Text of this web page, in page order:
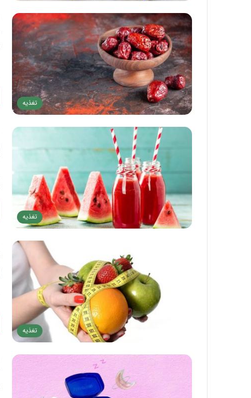
تغذیه
تغذیه
تغذیه
ه
ا
ی
آ
ن
!